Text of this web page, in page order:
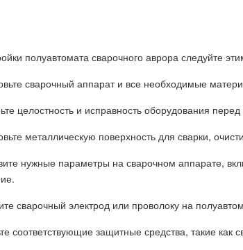
полуавтомата сварочного аврора следуйте
сварочный аппарат и все необходимые
целостность и исправность оборудования
металлическую поверхность для сварки,
нужные параметры на сварочном аппарате,
сварочный электрод или проволоку на
соответствующие защитные средства, такие как